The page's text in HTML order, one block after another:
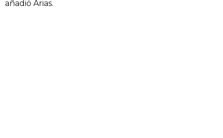
añadió Arias.